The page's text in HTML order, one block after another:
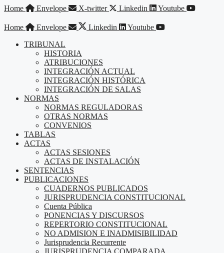
Saltar
contenido
Home Envelope X-twitter Linkedin Youtube
Home Envelope Linkedin
Youtube
TRIBUNAL
HISTORIA
ATRIBUCIONES
INTEGRACIÓN ACTUAL
INTEGRACIÓN HISTÓRICA
INTEGRACIÓN DE SALAS
NORMAS
NORMAS REGULADORAS
OTRAS NORMAS
CONVENIOS
TABLAS
ACTAS
ACTAS SESIONES
ACTAS DE INSTALACIÓN
SENTENCIAS
PUBLICACIONES
CUADERNOS PUBLICADOS
JURISPRUDENCIA CONSTITUCIONAL
Cuenta Pública
PONENCIAS Y DISCURSOS
REPERTORIO CONSTITUCIONAL
NO ADMISION E INADMISIBILIDAD
Jurisprudencia Recurrente
JURISPRUDENCIA COMPARADA